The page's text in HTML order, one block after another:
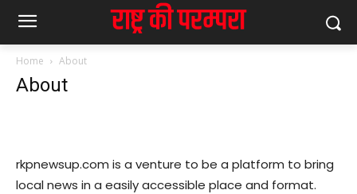
Home About
About
rkpnewsup.com is a venture to be a platform to bring
local news in a easily accessible place and format.